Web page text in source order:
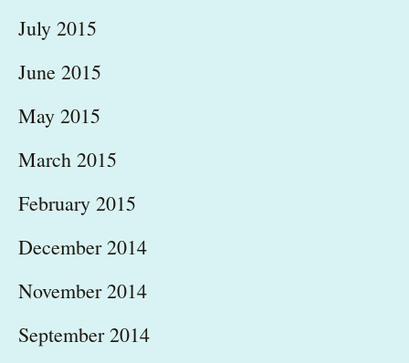
July 2015
June 2015
May 2015
March 2015
February 2015
December 2014
November 2014
September 2014